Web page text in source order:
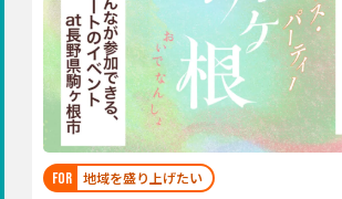
FOR 地域を盛り上げたい